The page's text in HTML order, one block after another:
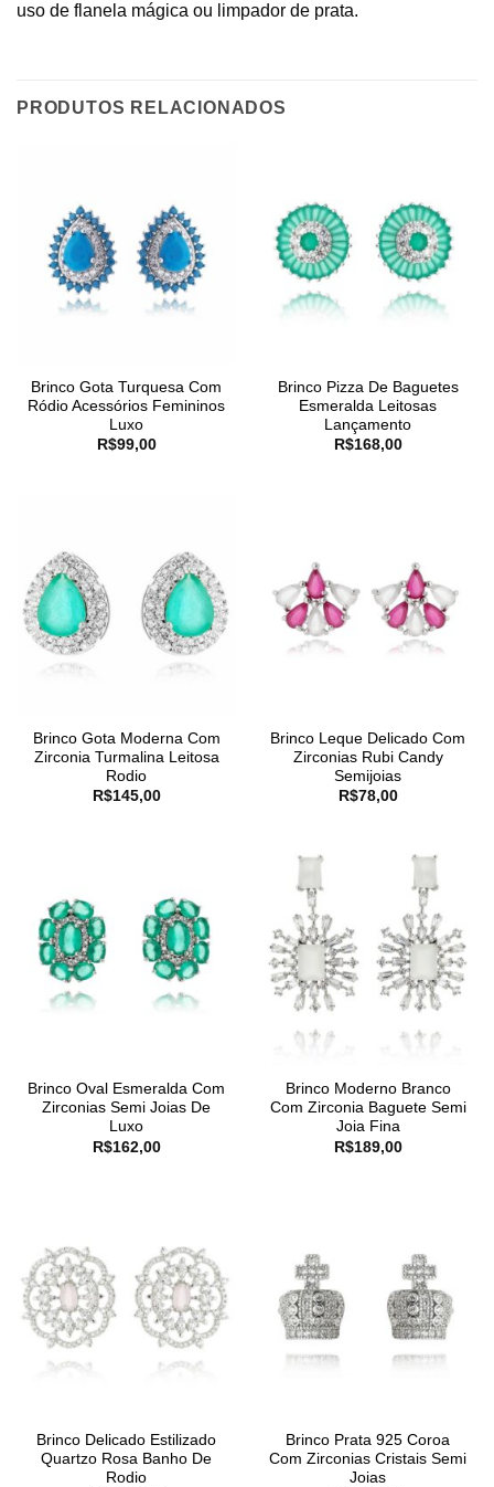
uso de flanela mágica ou limpador de prata.
PRODUTOS RELACIONADOS
Brinco Gota Turquesa Com
Ródio Acessórios Femininos
Luxo
R$99,00
Brinco Pizza De Baguetes
Esmeralda Leitosas
Lançamento
R$168,00
Brinco Gota Moderna Com
Zirconia Turmalina Leitosa
Rodio
R$145,00
Brinco Leque Delicado Com
Zirconias Rubi Candy
Semijoias
R$78,00
Brinco Oval Esmeralda Com
Zirconias Semi Joias De
Luxo
R$162,00
Brinco Moderno Branco
Com Zirconia Baguete Semi
Joia Fina
R$189,00
Brinco Delicado Estilizado
Quartzo Rosa Banho De
Rodio
Brinco Prata 925 Coroa
Com Zirconias Cristais Semi
Joias